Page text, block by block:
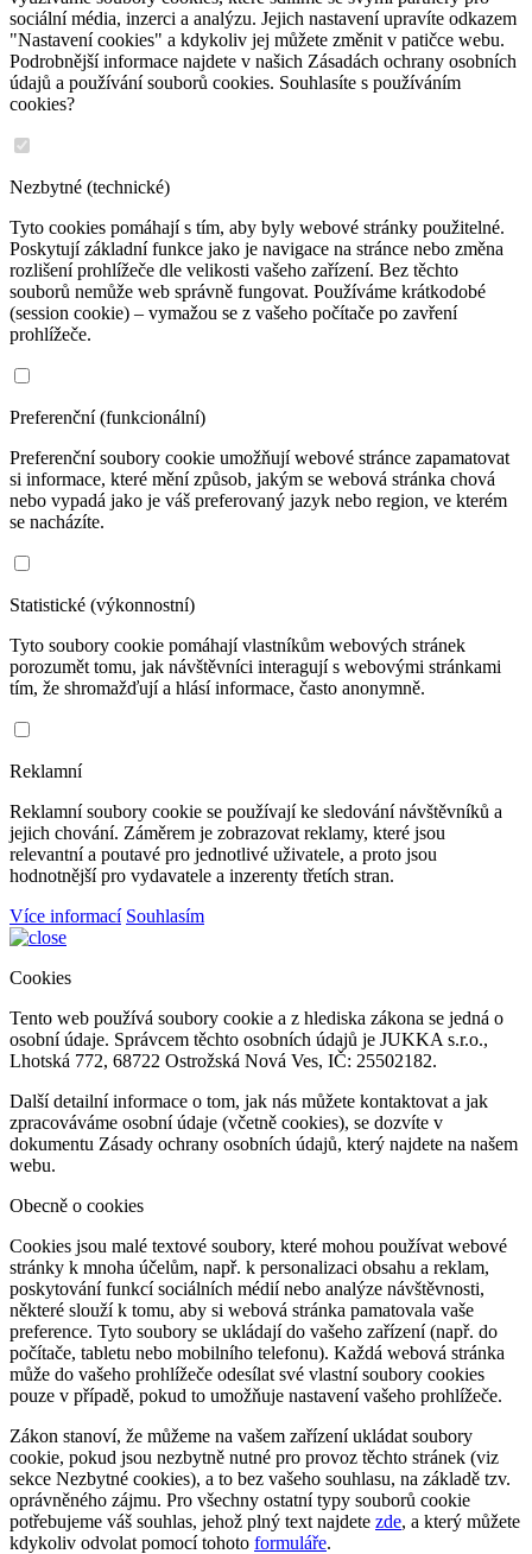
sociální média, inzerci a analýzu. Jejich nastavení upravíte odkazem
"Nastavení cookies" a kdykoliv jej můžete změnit v patičce webu.
Podrobnější informace najdete v našich Zásadách ochrany osobních
údajů a používání souborů cookies. Souhlasíte s používáním
cookies?
Nezbytné (technické)
Tyto cookies pomáhají s tím, aby byly webové stránky použitelné.
Poskytují základní funkce jako je navigace na stránce nebo změna
rozlišení prohlížeče dle velikosti vašeho zařízení. Bez těchto
souborů nemůže web správně fungovat. Používáme krátkodobé
(session cookie) – vymažou se z vašeho počítače po zavření
prohlížeče.
Preferenční (funkcionální)
Preferenční soubory cookie umožňují webové stránce zapamatovat
si informace, které mění způsob, jakým se webová stránka chová
nebo vypadá jako je váš preferovaný jazyk nebo region, ve kterém
se nacházíte.
Statistické (výkonnostní)
Tyto soubory cookie pomáhají vlastníkům webových stránek
porozumět tomu, jak návštěvníci interagují s webovými stránkami
tím, že shromažďují a hlásí informace, často anonymně.
Reklamní
Reklamní soubory cookie se používají ke sledování návštěvníků a
jejich chování. Záměrem je zobrazovat reklamy, které jsou
relevantní a poutavé pro jednotlivé uživatele, a proto jsou
hodnotnější pro vydavatele a inzerenty třetích stran.
Více informací Souhlasím
Cookies
Tento web používá soubory cookie a z hlediska zákona se jedná o
osobní údaje. Správcem těchto osobních údajů je JUKKA s.r.o.,
Lhotská 772, 68722 Ostrožská Nová Ves, IČ: 25502182.
Další detailní informace o tom, jak nás můžete kontaktovat a jak
zpracováváme osobní údaje (včetně cookies), se dozvíte v
dokumentu Zásady ochrany osobních údajů, který najdete na našem
webu.
Obecně o cookies
Cookies jsou malé textové soubory, které mohou používat webové
stránky k mnoha účelům, např. k personalizaci obsahu a reklam,
poskytování funkcí sociálních médií nebo analýze návštěvnosti,
některé slouží k tomu, aby si webová stránka pamatovala vaše
preference. Tyto soubory se ukládají do vašeho zařízení (např. do
počítače, tabletu nebo mobilního telefonu). Každá webová stránka
může do vašeho prohlížeče odesílat své vlastní soubory cookies
pouze v případě, pokud to umožňuje nastavení vašeho prohlížeče.
Zákon stanoví, že můžeme na vašem zařízení ukládat soubory
cookie, pokud jsou nezbytně nutné pro provoz těchto stránek (viz
sekce Nezbytné cookies), a to bez vašeho souhlasu, na základě tzv.
oprávněného zájmu. Pro všechny ostatní typy souborů cookie
potřebujeme váš souhlas, jehož plný text najdete zde, a který můžete
kdykoliv odvolat pomocí tohoto formuláře.